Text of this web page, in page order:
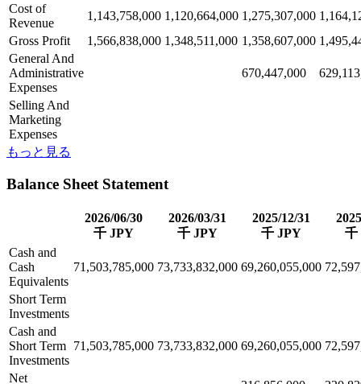
Cost of
Revenue
1,143,758,000 1,120,664,000 1,275,307,000
Gross Profit
1,566,838,000 1,348,511,000 1,358,607,000
General And
Administrative
Expenses
670,447,000
Selling And
Marketing
Expenses
もっと見る
Balance Sheet Statement
2026/06/30
千 JPY
2026/03/31
千 JPY
2025/12/31
千 JPY
千
Cash and
Cash
Equivalents
71,503,785,000 73,733,832,000 69,260,055,000
Short Term
Investments
Cash and
Short Term
Investments
71,503,785,000 73,733,832,000 69,260,055,000
Net